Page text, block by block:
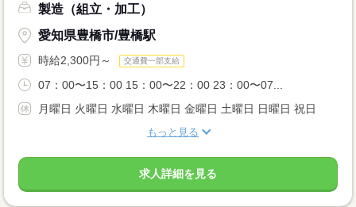
製造（組立・加工）
愛知県豊橋市/豊橋駅
時給2,300円～ 交通費一部支給
07：00〜15：00 15：00〜22：00 23：00〜07...
月曜日 火曜日 水曜日 木曜日 金曜日 土曜日 日曜日 祝日
もっと見る
求人詳細を見る